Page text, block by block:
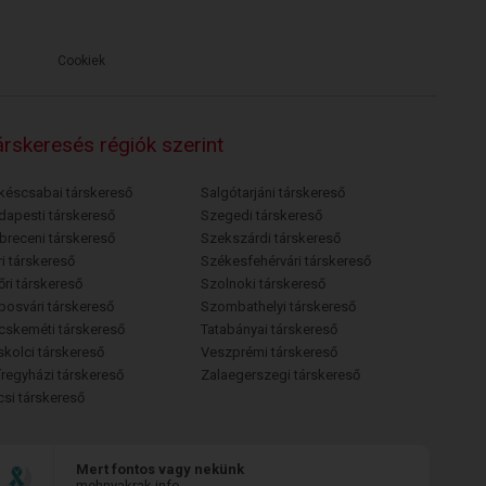
Cookiek
régiók szerint
társkereső
társkereső
társkereső
társkereső
társkereső
társkereső
társkereső
társkereső
társkereső
társkereső
Salgótarjáni társkereső
Szegedi társkereső
Szekszárdi társkereső
Székesfehérvári társkereső
Szolnoki társkereső
Szombathelyi társkereső
Tatabányai társkereső
Veszprémi társkereső
Zalaegerszegi társkereső
Mert fontos vagy nekünk